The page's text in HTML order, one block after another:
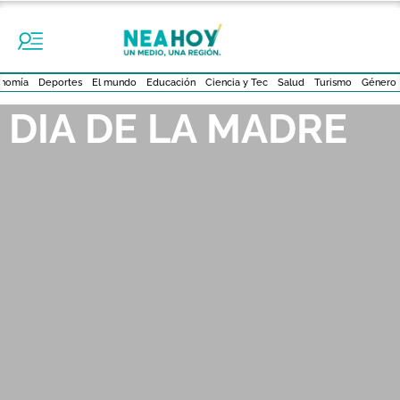
Deportes El mundo Educación Ciencia y Tec Salud Turismo Género
DIA DE LA MADRE